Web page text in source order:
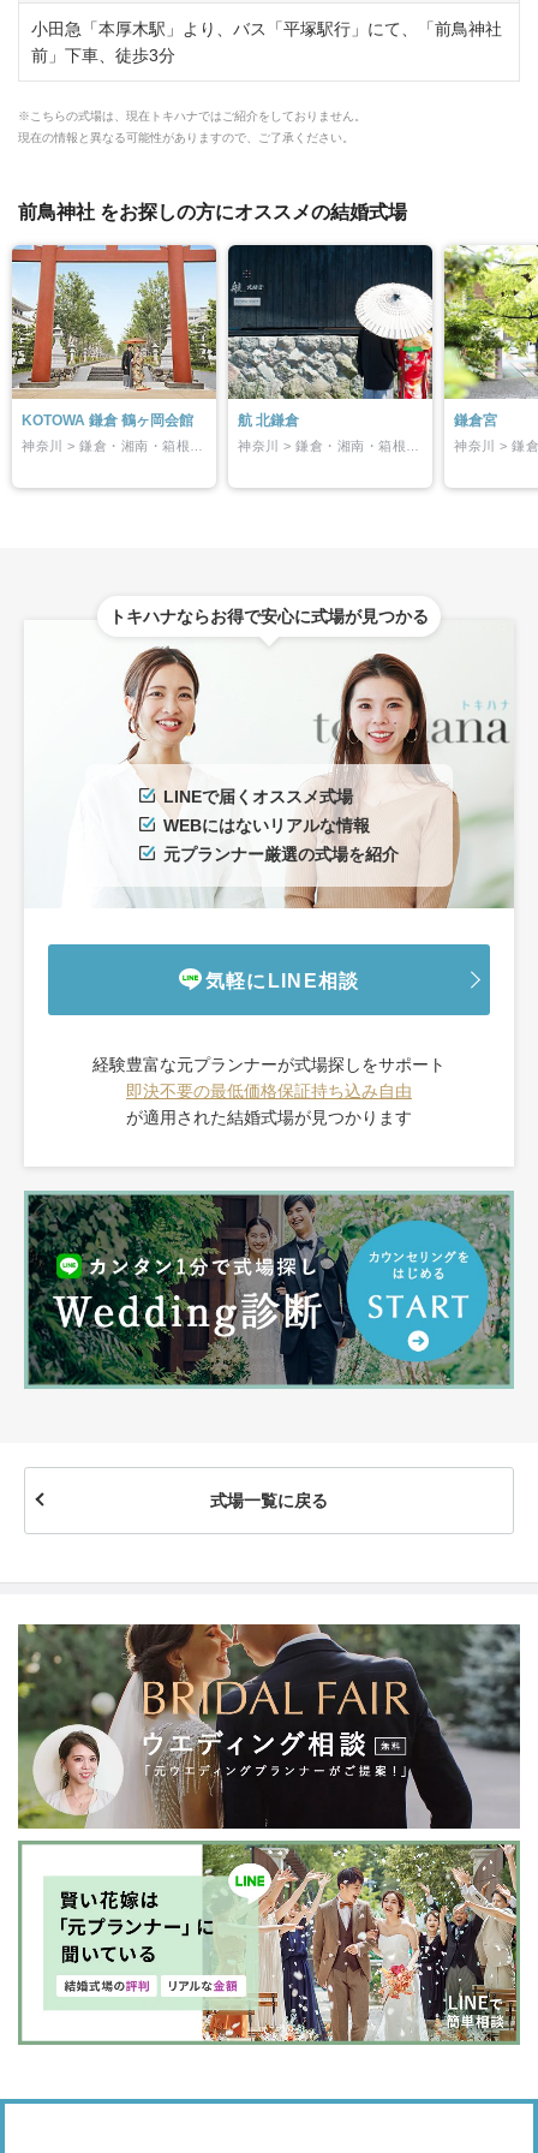
小田急「本厚木駅」より、バス「平塚駅行」にて、「前鳥神社
前」下車、徒歩3分
※こちらの式場は、現在トキハナではご紹介をしておりません。
現在の情報と異なる可能性がありますので、ご了承ください。
前鳥神社 をお探しの方にオススメの結婚式場
KOTOWA 鎌倉 鶴ヶ岡会館 航 北鎌倉 鎌倉宮
トキハナならお得で安心に式場が見つかる
LINEで届くオススメ式場
WEBにはないリアルな情報
元プランナー厳選の式場を紹介
気軽にLINE相談
経験豊富な元プランナーが式場探しをサポート
即決不要の最低価格保証持ち込み自由
が適用された結婚式場が見つかります
式場一覧に戻る